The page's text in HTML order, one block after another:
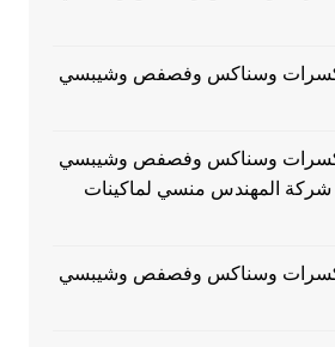
مكسرات وسناكس وفصفص وشيبسي
مكسرات وسناكس وفصفص وشيبسي
المهندس منسي لماكينات
مكسرات وسناكس وفصفص وشيبسي